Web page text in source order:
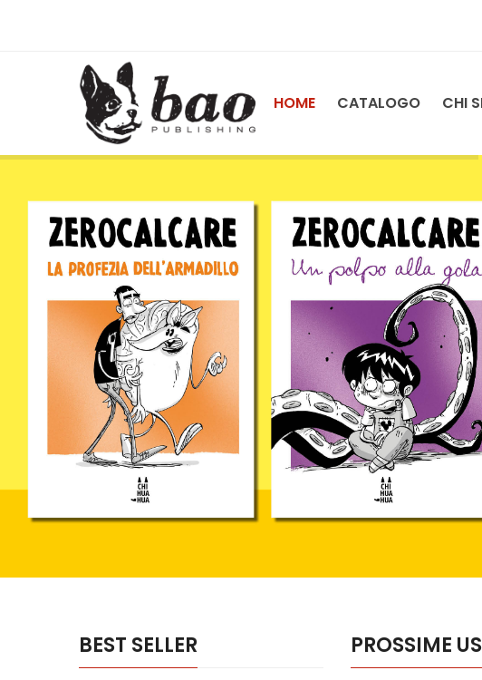
HOME CATALOGO CHI
BEST SELLER PROSSIME